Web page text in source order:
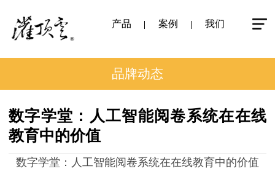
产品 案例 我们
品牌动态
数字学堂：人工智能阅卷系统在在线
教育中的价值
数字学堂：人工智能阅卷系统在在线教育中的价值